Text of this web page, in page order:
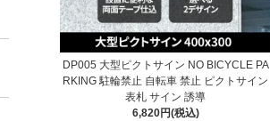
DP005 大型ピクトサイン NO BICYCLE PA
RKING 駐輪禁止 自転車 禁止 ピクトサイン
表札 サイン 誘導
6,820円(税込)